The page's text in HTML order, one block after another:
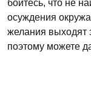
боитесь, что не
осуждения
желания выходят
поэтому можете